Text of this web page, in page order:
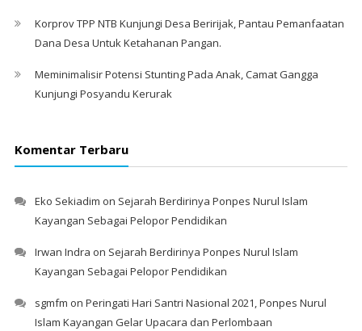
Korprov TPP NTB Kunjungi Desa Beririjak, Pantau Pemanfaatan
Dana Desa Untuk Ketahanan Pangan.
Meminimalisir Potensi Stunting Pada Anak, Camat Gangga
Kunjungi Posyandu Kerurak
Komentar Terbaru
Eko Sekiadim on Sejarah Berdirinya Ponpes Nurul Islam
Kayangan Sebagai Pelopor Pendidikan
Irwan Indra on Sejarah Berdirinya Ponpes Nurul Islam
Kayangan Sebagai Pelopor Pendidikan
sgmfm on Peringati Hari Santri Nasional 2021, Ponpes Nurul
Islam Kayangan Gelar Upacara dan Perlombaan